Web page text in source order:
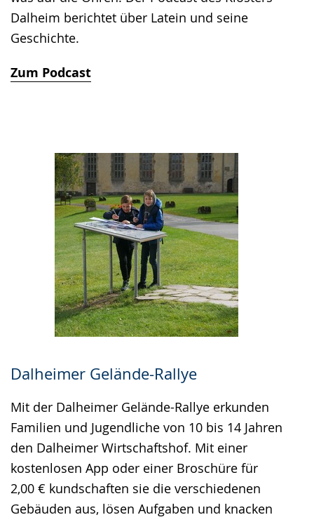
Dalheim berichtet über Latein und seine
Geschichte.
Zum Podcast
Dalheimer Gelände-Rallye
Mit der Dalheimer Gelände-Rallye erkunden
Familien und Jugendliche von 10 bis 14 Jahren
den Dalheimer Wirtschaftshof. Mit einer
kostenlosen App oder einer Broschüre für
2,00 € kundschaften sie die verschiedenen
Gebäuden aus, lösen Aufgaben und knacken